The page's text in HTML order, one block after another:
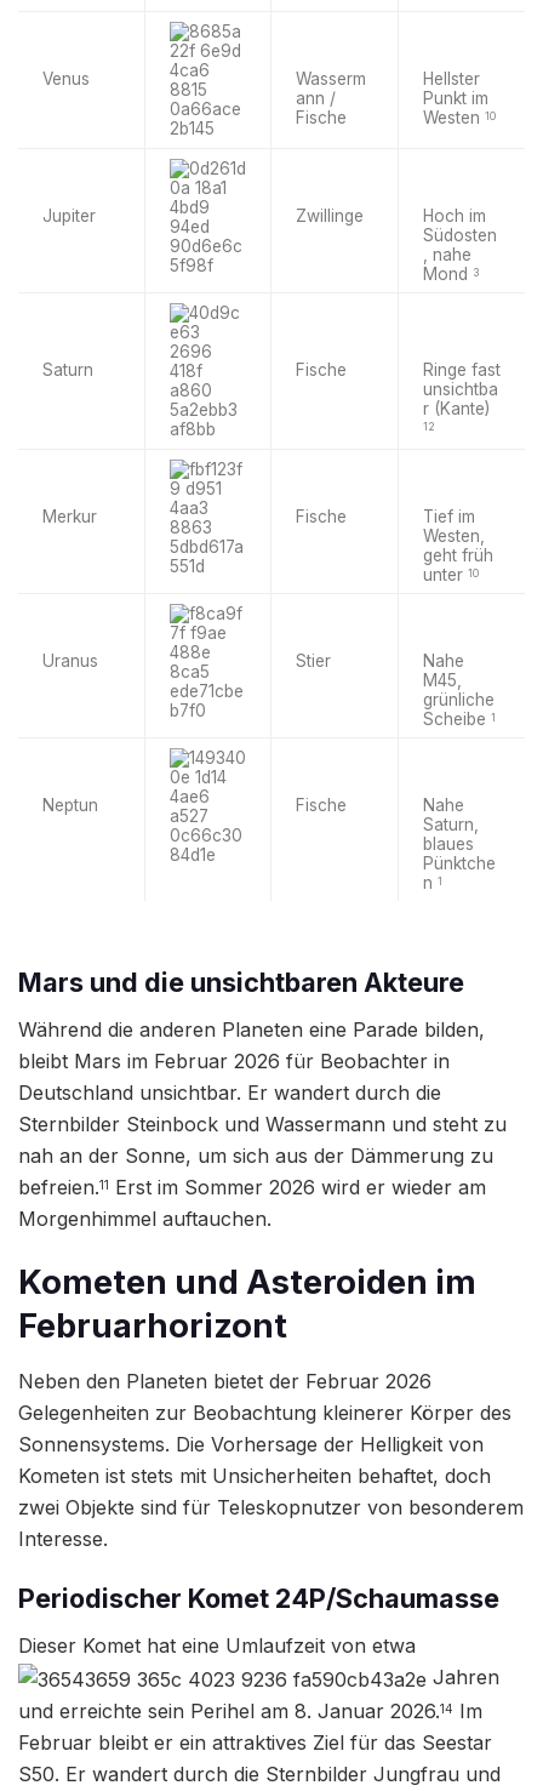
Venus
Wasserm
ann /
Fische
Hellster
Punkt im
Westen 10
Jupiter Zwillinge
Hoch im
Südosten
, nahe
Mond
3
Saturn Fische
Ringe fast
unsichtba
r (Kante)
12
Merkur Fische
Tief im
Westen,
geht früh
unter 10
Uranus Stier
Nahe
M45,
grünliche
Scheibe 1
Neptun Fische
Nahe
Saturn,
blaues
Pünktche
n 1
Mars und die unsichtbaren Akteure
Während die anderen Planeten eine Parade bilden,
bleibt Mars im Februar 2026 für Beobachter in
Deutschland unsichtbar. Er wandert durch die
Sternbilder Steinbock und Wassermann und steht zu
nah an der Sonne, um sich aus der Dämmerung zu
befreien.11 Erst im Sommer 2026 wird er wieder am
Morgenhimmel auftauchen.
Kometen und Asteroiden im
Februarhorizont
Neben den Planeten bietet der Februar 2026
Gelegenheiten zur Beobachtung kleinerer Körper des
Sonnensystems. Die Vorhersage der Helligkeit von
Kometen ist stets mit Unsicherheiten behaftet, doch
zwei Objekte sind für Teleskopnutzer von besonderem
Interesse.
Periodischer Komet 24P/Schaumasse
Dieser Komet hat eine Umlaufzeit von etwa
Jahren
und erreichte sein Perihel am 8. Januar 2026.14 Im
Februar bleibt er ein attraktives Ziel für das Seestar
S50. Er wandert durch die Sternbilder Jungfrau und